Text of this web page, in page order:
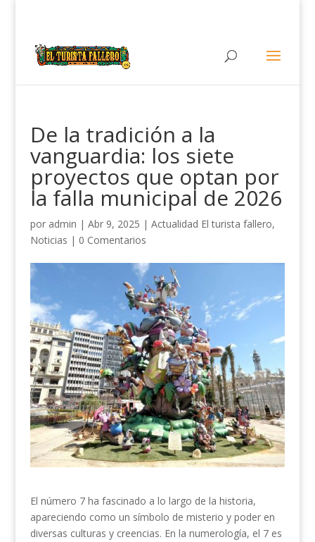
De la tradición a la
vanguardia: los siete
proyectos que optan por
la falla municipal de 2026
por admin | Abr 9, 2025 | Actualidad El turista fallero,
Noticias | 0 Comentarios
El número 7 ha fascinado a lo largo de la historia,
apareciendo como un símbolo de misterio y poder en
diversas culturas y creencias. En la numerología, el 7 es